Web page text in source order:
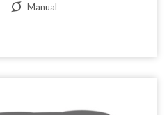
Manual